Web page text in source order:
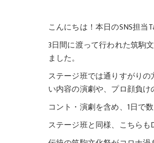
こんにちは！本日のSNS担当
3日間に渡って行われた筑駒
ました。
ステージ班では通りすがり
い内容の演劇や、プロ顔負け
コント・演劇を含め、1日で
ステージ班と同様、こちらも